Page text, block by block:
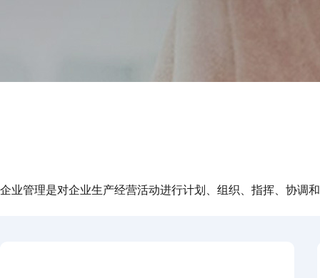
企业管理是对企业生产经营活动进行计划、组织、指挥、协调